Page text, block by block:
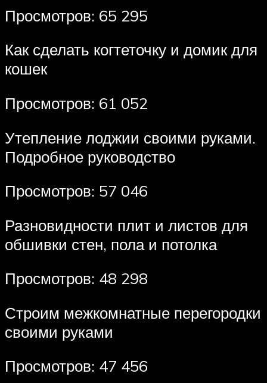
Просмотров: 65 295
Как сделать когтеточку и домик для
кошек
Просмотров: 61 052
Утепление лоджии своими руками.
Подробное руководство
Просмотров: 57 046
Разновидности плит и листов для
обшивки стен, пола и потолка
Просмотров: 48 298
Строим межкомнатные перегородки
своими руками
Просмотров: 47 456